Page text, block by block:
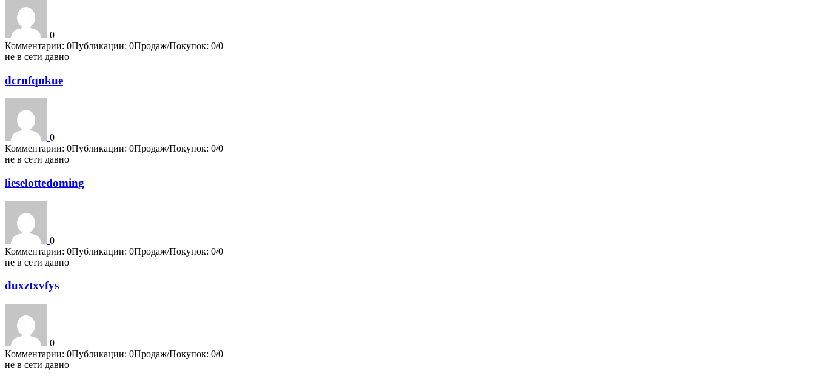
0
Комментарии: 0Публикации: 0Продаж/Покупок: 0/0
не в сети давно
dcrnfqnkue
0
Комментарии: 0Публикации: 0Продаж/Покупок: 0/0
не в сети давно
lieselottedoming
0
Комментарии: 0Публикации: 0Продаж/Покупок: 0/0
не в сети давно
duxztxvfys
0
Комментарии: 0Публикации: 0Продаж/Покупок: 0/0
не в сети давно